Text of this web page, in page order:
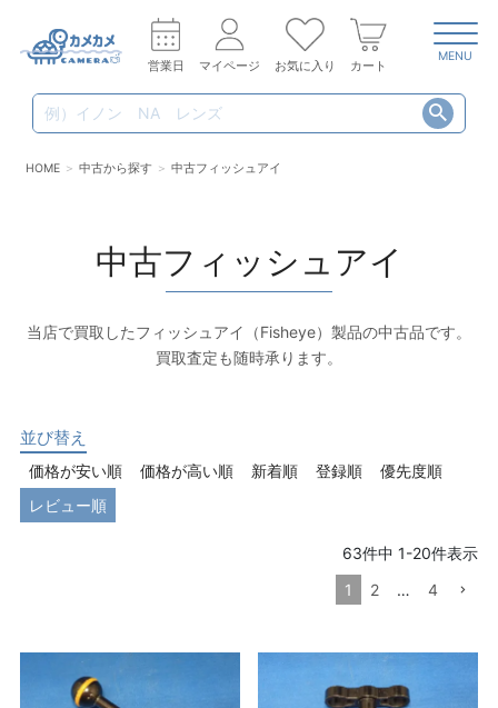
営業日 マイページ お気に入り カート
MENU
HOME 中古から探す 中古フィッシュアイ
中古フィッシュアイ
当店で買取したフィッシュアイ（Fisheye）製品の中古品です。
買取査定も随時承ります。
並び替え
価格が安い順 価格が高い順 新着順 登録順
優先度順
レビュー順
63件中 1-20件表示
1
2 … 4